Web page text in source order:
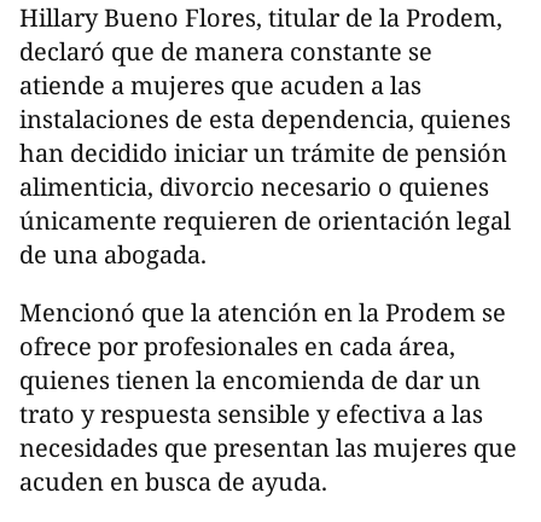
Hillary Bueno Flores, titular de la Prodem,
declaró que de manera constante se
atiende a mujeres que acuden a las
instalaciones de esta dependencia, quienes
han decidido iniciar un trámite de pensión
alimenticia, divorcio necesario o quienes
únicamente requieren de orientación legal
de una abogada.
Mencionó que la atención en la Prodem se
ofrece por profesionales en cada área,
quienes tienen la encomienda de dar un
trato y respuesta sensible y efectiva a las
necesidades que presentan las mujeres que
acuden en busca de ayuda.